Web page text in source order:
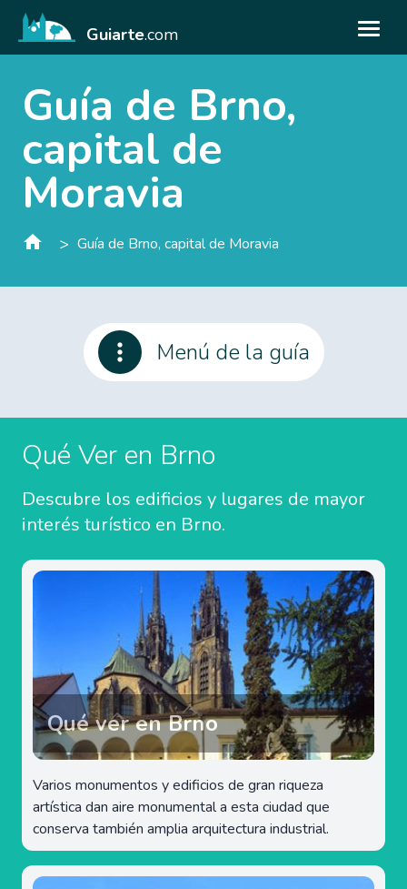
Guiarte.com
Guía de Brno,
capital de
Moravia
> Guía de Brno, capital de Moravia
Menú de la guía
Qué Ver en Brno
Descubre los edificios y lugares de mayor
interés turístico en Brno.
Qué ver en Brno
Varios monumentos y edificios de gran riqueza
artística dan aire monumental a esta ciudad que
conserva también amplia arquitectura industrial.